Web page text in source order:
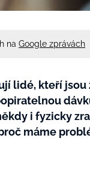
na Google zprávách
lidé, kteří
i fyzicky
máme